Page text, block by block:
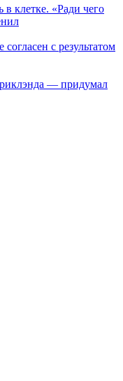
клетке. «Ради чего
с результатом
— придумал